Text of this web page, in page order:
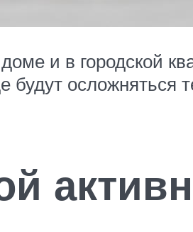
и в городской
будут осложняться